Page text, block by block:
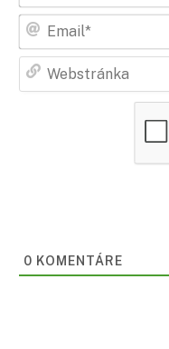
0 KOMENTÁRE